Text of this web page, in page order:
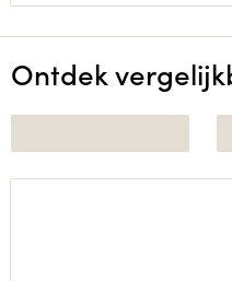
Ontdek